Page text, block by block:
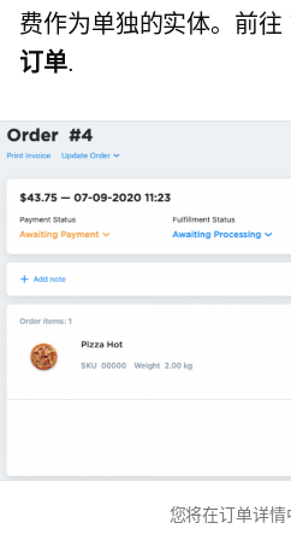
费作为单独的实体。前往
订单.
您将在订单详情